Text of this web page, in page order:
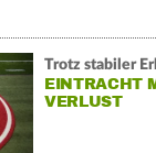
Trotz stabiler
EINTRACHT
VERLUST